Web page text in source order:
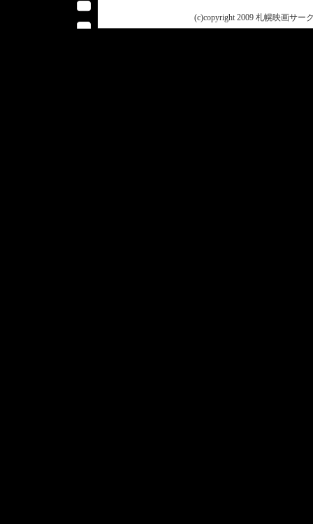
(c)copyright 2009 札幌映画サー